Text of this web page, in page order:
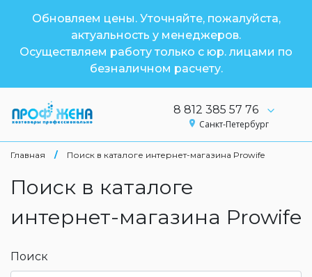
Обновляем цены. Уточняйте, пожалуйста,
актуальность у менеджеров.
Осуществляем работу только с юр. лицами по
безналичном расчету.
8 812 385 57 76
Санкт-Петербург
Главная / Поиск в каталоге интернет-магазина Prowife
Поиск в каталоге
интернет-магазина Prowife
Поиск